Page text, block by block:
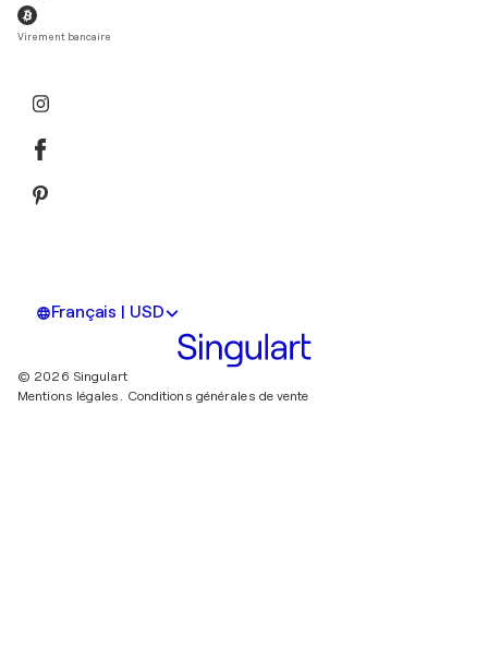
Virement bancaire
Français | USD
© 2026 Singulart
Mentions légales. Conditions générales de vente